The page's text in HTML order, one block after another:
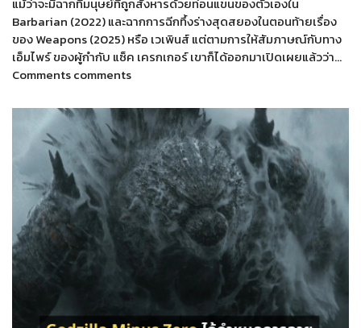
Barbarian (2022) และฉากการฉีกทึ้งร่างสุดสยองในตอนท้ายเรื่อง
ของ Weapons (2025) หรือ เวเพินส์ แต่ตามการให้สัมภาษณ์กับทาง
เอ็มไพร์ ของผู้กำกับ แซ็ค เครกเกอร์ เขาก็ได้ออกมาเปิดเผยแล้วว่า…
Comments comments